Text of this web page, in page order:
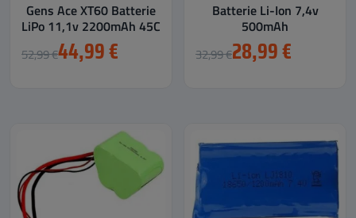
Gens Ace XT60 Batterie
LiPo 11,1v 2200mAh 45C
52,99 €44,99 €
Batterie Li-Ion 7,4v
500mAh
32,99 €28,99 €